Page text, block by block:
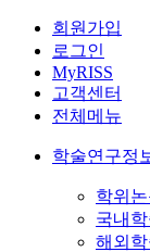
회원가입
로그인
MyRISS
고객센터
전체메뉴
학술연구정
학위
국내
해외